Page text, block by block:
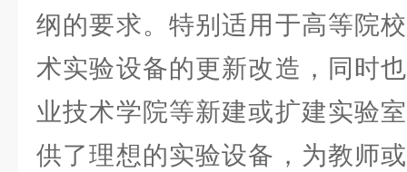
纲的要求。特别适用于高等院
术实验设备的更新改造，同时
业技术学院等新建或扩建实验
供了理想的实验设备，为教师